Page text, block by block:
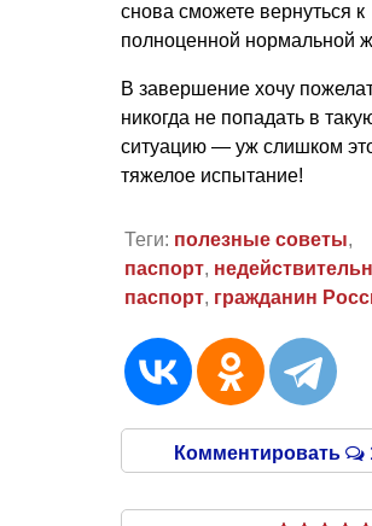
снова сможете вернуться к
полноценной нормальной
В завершение хочу
никогда не попадать в
ситуацию — уж слишком
тяжелое испытание!
Теги: полезные советы,
паспорт,
паспорт, гражданин
Комментировать